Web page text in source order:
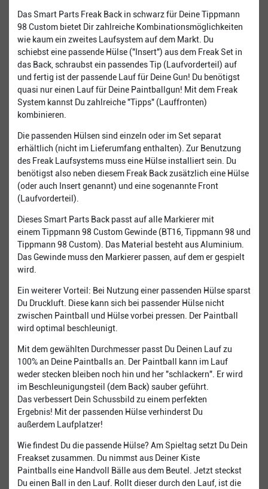
Das Smart Parts Freak Back in schwarz für Deine Tippmann
98 Custom bietet Dir zahlreiche Kombinationsmöglichkeiten
wie kaum ein zweites Laufsystem auf dem Markt. Du
schiebst eine passende Hülse ("Insert") aus dem Freak Set in
das Back, schraubst ein passendes Tip (Laufvorderteil) auf
und fertig ist der passende Lauf für Deine Gun! Du benötigst
quasi nur einen Lauf für Deine Paintballgun! Mit dem Freak
System kannst Du zahlreiche "Tipps" (Lauffronten)
kombinieren.
Die passenden Hülsen sind einzeln oder im Set separat
erhältlich (nicht im Lieferumfang enthalten). Zur Benutzung
des Freak Laufsystems muss eine Hülse installiert sein. Du
benötigst also neben diesem Freak Back zusätzlich eine Hülse
(oder auch Insert genannt) und eine sogenannte Front
(Laufvorderteil).
Dieses Smart Parts Back passt auf alle Markierer mit
einem Tippmann 98 Custom Gewinde (BT16, Tippmann 98 und
Tippmann 98 Custom). Das Material besteht aus Aluminium.
Das Gewinde muss den Markierer passen, auf dem er gespielt
wird.
Ein weiterer Vorteil: Bei Nutzung einer passenden Hülse sparst
Du Druckluft. Diese kann sich bei passender Hülse nicht
zwischen Paintball und Hülse vorbei pressen. Der Paintball
wird optimal beschleunigt.
Mit dem gewählten Durchmesser passt Du Deinen Lauf zu
100% an Deine Paintballs an. Der Paintball kann im Lauf
weder stecken bleiben noch hin und her "schlackern". Er wird
im Beschleunigungsteil (dem Back) sauber geführt.
Das verbessert Dein Schussbild zu einem perfekten
Ergebnis! Mit der passenden Hülse verhinderst Du
außerdem Laufplatzer!
Wie findest Du die passende Hülse? Am Spieltag setzt Du Dein
Freakset zusammen. Du nimmst aus Deiner Kiste
Paintballs eine Handvoll Bälle aus dem Beutel. Jetzt steckst
Du einen Ball in den Lauf. Rollt dieser durch den Lauf, ist die